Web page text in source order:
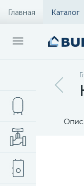
Главная Каталог